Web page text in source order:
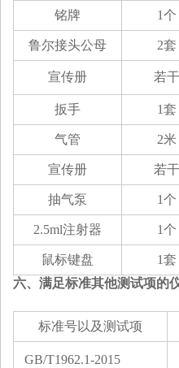
铭牌 1个
鲁尔接头公母 2套
宣传册 若干
扳手 1套
气管 2米
宣传册 若干
抽气泵 1个
2.5ml注射器 1个
鼠标键盘 1套
六、满足标准其他测试项的
标准号以及测试项
GB/T1962.1-2015